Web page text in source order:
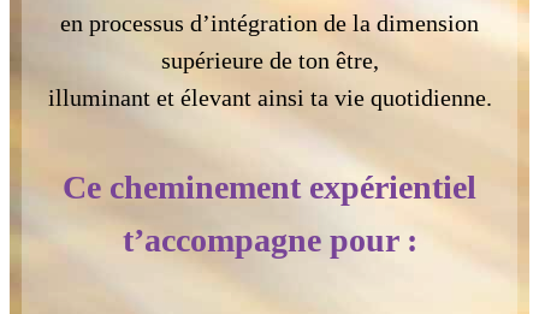
en processus d’intégration de la dimension
supérieure de ton être,
illuminant et élevant ainsi ta vie quotidienne.
Ce cheminement expérientiel
t’accompagne pour :